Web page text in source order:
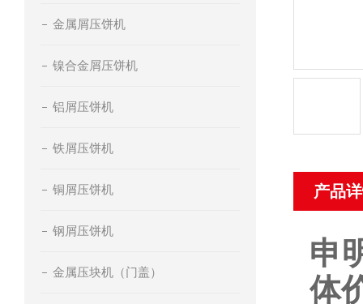
金属屑压饼机
镍合金屑压饼机
铝屑压饼机
铁屑压饼机
铜屑压饼机
钢屑压饼机
金属压块机（门盖）
产品
申
体